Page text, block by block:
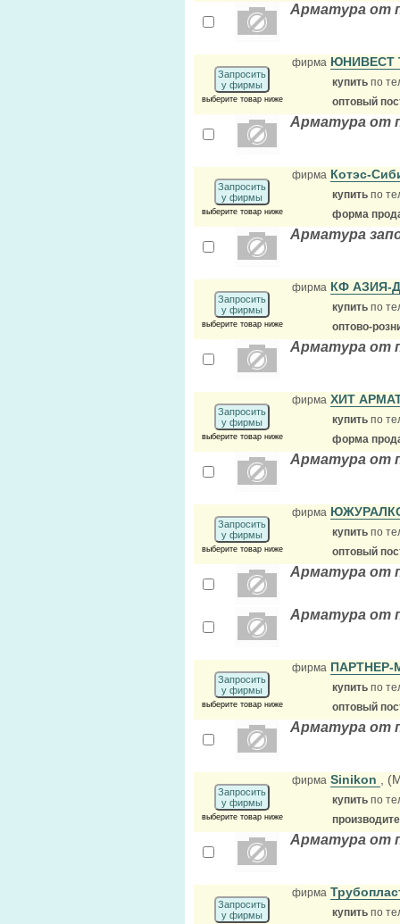
Арматура от
Запросить
у фирмы
выберите товар ниже
фирма ЮНИВЕСТ
купить по
оптовый
Арматура от
Запросить
у фирмы
выберите товар ниже
фирма Котэс-
купить по
форма
Арматура
Запросить
у фирмы
выберите товар ниже
фирма КФ АЗИЯ-
купить по
оптово-
Арматура от
Запросить
у фирмы
выберите товар ниже
фирма ХИТ
купить по
форма
Арматура от
Запросить
у фирмы
выберите товар ниже
фирма
купить по
оптовый
Арматура от
Арматура от
Запросить
у фирмы
выберите товар ниже
фирма
купить по
оптовый
Арматура от
Запросить
у фирмы
выберите товар ниже
фирма Sinikon ,
купить по
Арматура от
Запросить
у фирмы
фирма
купить по